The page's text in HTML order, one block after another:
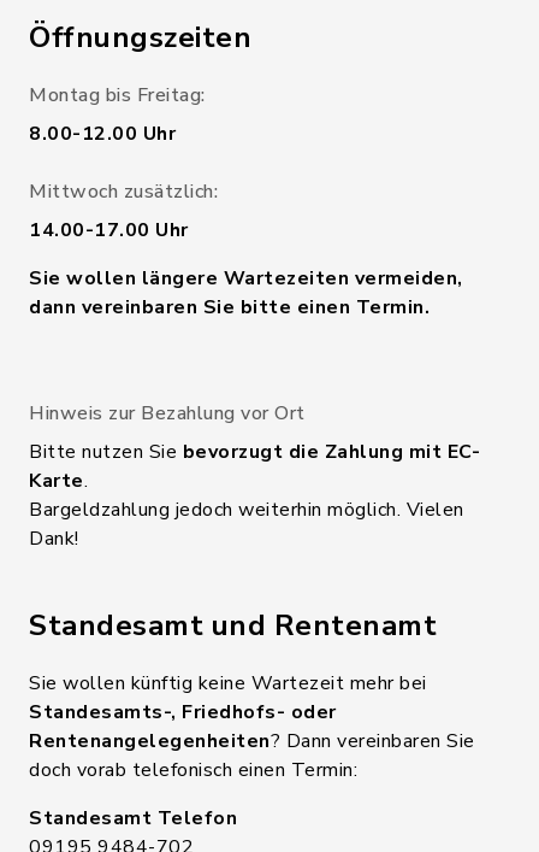
Öffnungszeiten
Montag bis Freitag:
8.00-12.00 Uhr
Mittwoch zusätzlich:
14.00-17.00 Uhr
Sie wollen längere Wartezeiten vermeiden,
dann vereinbaren Sie bitte einen Termin.
Hinweis zur Bezahlung vor Ort
Bitte nutzen Sie bevorzugt die Zahlung mit EC-
Karte.
Bargeldzahlung jedoch weiterhin möglich. Vielen
Dank!
Standesamt und Rentenamt
Sie wollen künftig keine Wartezeit mehr bei
Standesamts-, Friedhofs- oder
Rentenangelegenheiten? Dann vereinbaren Sie
doch vorab telefonisch einen Termin:
Standesamt Telefon